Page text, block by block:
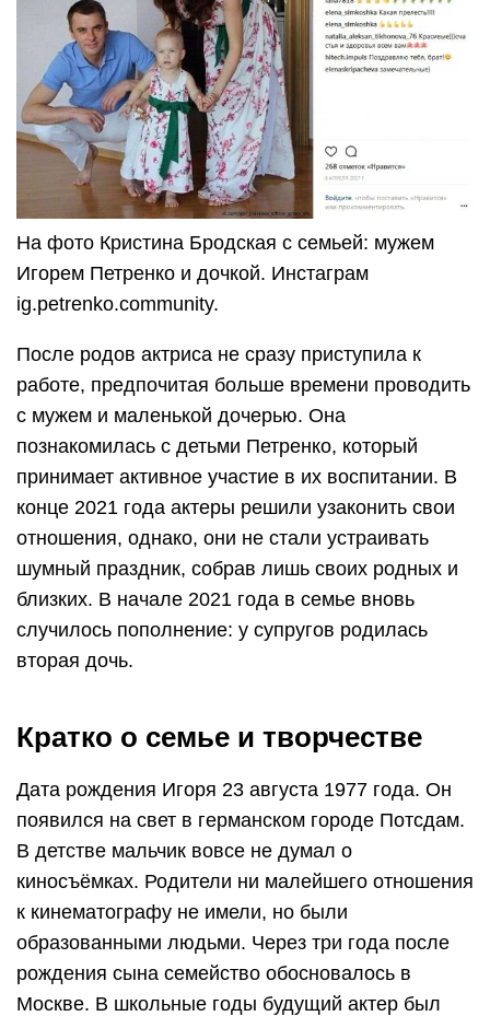
На фото Кристина Бродская с семьей: мужем
Игорем Петренко и дочкой. Инстаграм
ig.petrenko.community.
После родов актриса не сразу приступила к
работе, предпочитая больше времени проводить
с мужем и маленькой дочерью. Она
познакомилась с детьми Петренко, который
принимает активное участие в их воспитании. В
конце 2021 года актеры решили узаконить свои
отношения, однако, они не стали устраивать
шумный праздник, собрав лишь своих родных и
близких. В начале 2021 года в семье вновь
случилось пополнение: у супругов родилась
вторая дочь.
Кратко о семье и творчестве
Дата рождения Игоря 23 августа 1977 года. Он
появился на свет в германском городе Потсдам.
В детстве мальчик вовсе не думал о
киносъёмках. Родители ни малейшего отношения
к кинематографу не имели, но были
образованными людьми. Через три года после
рождения сына семейство обосновалось в
Москве. В школьные годы будущий актер был